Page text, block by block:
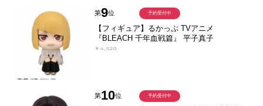
第9位
【フィギュア】るかっぷ TVアニメ
『BLEACH 千年血戦篇』 平子真子
￥4,020
予約受付中
第10位 予約受付中